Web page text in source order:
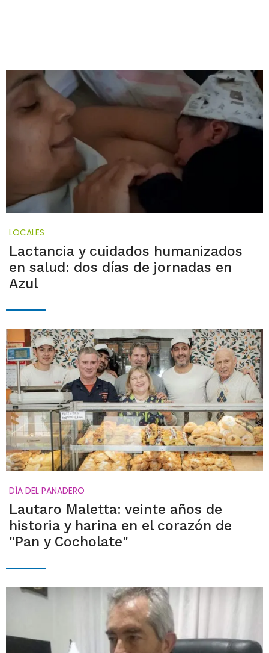
LOCALES
Lactancia y cuidados humanizados
en salud: dos días de jornadas en
Azul
DÍA DEL PANADERO
Lautaro Maletta: veinte años de
historia y harina en el corazón de
"Pan y Cocholate"